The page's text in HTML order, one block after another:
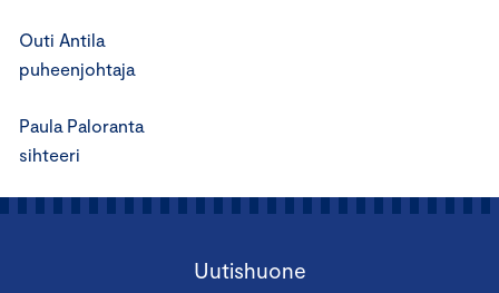
Outi Antila
puheenjohtaja
Paula Paloranta
sihteeri
Uutishuone